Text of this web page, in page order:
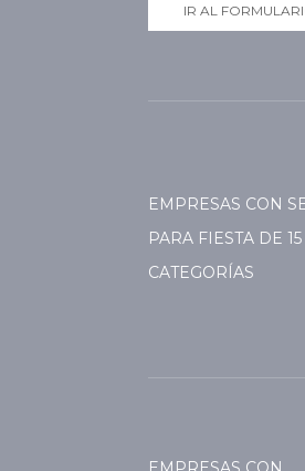
IR AL
EMPRESAS CON
PARA FIESTA DE
CATEGORÍAS